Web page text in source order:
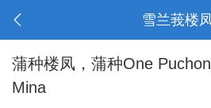
雪兰莪楼
蒲种楼凤，蒲种One
Mina